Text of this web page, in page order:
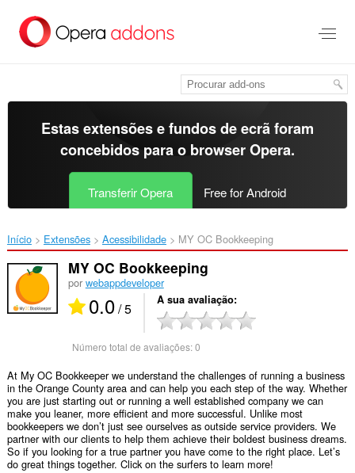
para
Estas extensões e fundos de ecrã foram
concebidos para o browser Opera.
Transferir Opera Free for Android
Início Extensões Acessibilidade MY OC Bookkeeping‎
MY OC Bookkeeping
por webappdeveloper
0.0/ 5 A sua avaliação
Número total de avaliações:0
At My OC Bookkeeper we understand the challenges of running a business
in the Orange County area and can help you each step of the way. Whether
you are just starting out or running a well established company we can
make you leaner, more efficient and more successful. Unlike most
bookkeepers we don’t just see ourselves as outside service providers. We
partner with our clients to help them achieve their boldest business dreams.
So if you looking for a true partner you have come to the right place. Let’s
do great things together. Click on the surfers to learn more!